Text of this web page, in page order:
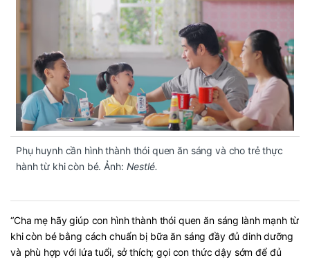
Phụ huynh cần hình thành thói quen ăn sáng và cho trẻ thực
hành từ khi còn bé. Ảnh: Nestlé.
“Cha mẹ hãy giúp con hình thành thói quen ăn sáng lành mạnh từ
khi còn bé bằng cách chuẩn bị bữa ăn sáng đầy đủ dinh dưỡng
và phù hợp với lứa tuổi, sở thích; gọi con thức dậy sớm để đủ